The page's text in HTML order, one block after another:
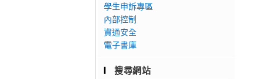
學生申訴專區
內部控制
資通安全
電子書庫
搜尋網站